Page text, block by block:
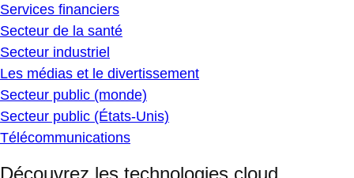
Services financiers
Secteur de la santé
Secteur industriel
Les médias et le divertissement
Secteur public (monde)
Secteur public (États-Unis)
Télécommunications
Découvrez les technologies cloud